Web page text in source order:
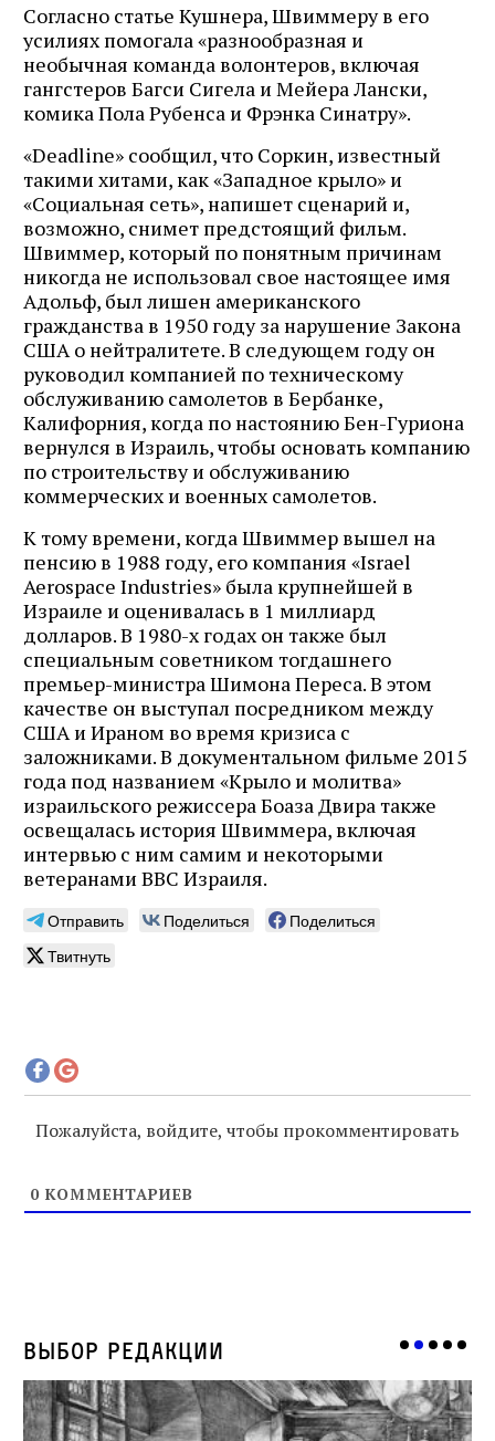
Согласно статье Кушнера, Швиммеру в его
усилиях помогала «разнообразная и
необычная команда волонтеров, включая
гангстеров Багси Сигела и Мейера Лански,
комика Пола Рубенса и Фрэнка Синатру».
«Deadline» сообщил, что Соркин, известный
такими хитами, как «Западное крыло» и
«Социальная сеть», напишет сценарий и,
возможно, снимет предстоящий фильм.
Швиммер, который по понятным причинам
никогда не использовал свое настоящее имя
Адольф, был лишен американского
гражданства в 1950 году за нарушение Закона
США о нейтралитете. В следующем году он
руководил компанией по техническому
обслуживанию самолетов в Бербанке,
Калифорния, когда по настоянию Бен-Гуриона
вернулся в Израиль, чтобы основать компанию
по строительству и обслуживанию
коммерческих и военных самолетов.
К тому времени, когда Швиммер вышел на
пенсию в 1988 году, его компания «Israel
Aerospace Industries» была крупнейшей в
Израиле и оценивалась в 1 миллиард
долларов. В 1980-х годах он также был
специальным советником тогдашнего
премьер-министра Шимона Переса. В этом
качестве он выступал посредником между
США и Ираном во время кризиса с
заложниками. В документальном фильме 2015
года под названием «Крыло и молитва»
израильского режиссера Боаза Двира также
освещалась история Швиммера, включая
интервью с ним самим и некоторыми
ветеранами ВВС Израиля.
Отправить Поделиться
Поделиться
Твитнуть
Пожалуйста, войдите, чтобы прокомментировать
0 КОММЕНТАРИЕВ
Выбор редакции